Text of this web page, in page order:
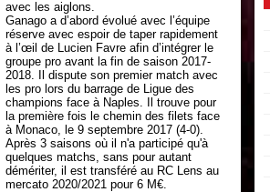
avec les aiglons.
Ganago a d’abord évolué avec l’équipe
réserve avec espoir de taper rapidement
à l’œil de Lucien Favre afin d’intégrer le
groupe pro avant la fin de saison 2017-
2018. Il dispute son premier match avec
les pro lors du barrage de Ligue des
champions face à Naples. Il trouve pour
la première fois le chemin des filets face
à Monaco, le 9 septembre 2017 (4-0).
Après 3 saisons où il n'a participé qu'à
quelques matchs, sans pour autant
démériter, il est transféré au RC Lens au
mercato 2020/2021 pour 6 M€.